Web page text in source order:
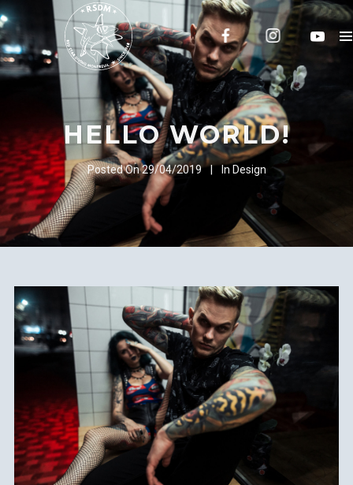
HELLO WORLD!
Posted On29/04/2019 In Design